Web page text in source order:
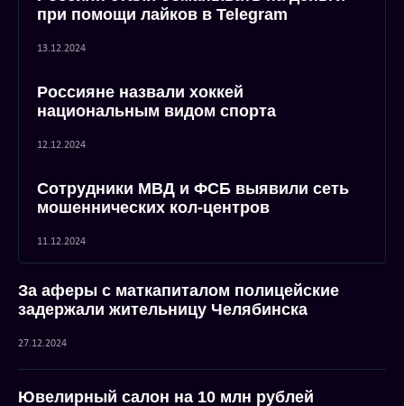
при помощи лайков в Telegram
13.12.2024
Россияне назвали хоккей
национальным видом спорта
12.12.2024
Сотрудники МВД и ФСБ выявили сеть
мошеннических кол-центров
11.12.2024
За аферы с маткапиталом полицейские
задержали жительницу Челябинска
27.12.2024
Ювелирный салон на 10 млн рублей